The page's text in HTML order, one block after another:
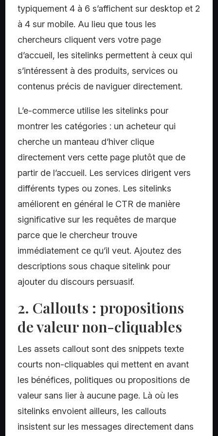
typiquement 4 à 6 s’affichent sur desktop et 2
à 4 sur mobile. Au lieu que tous les
chercheurs cliquent vers votre page
d’accueil, les sitelinks permettent à ceux qui
s’intéressent à des produits, services ou
contenus précis de naviguer directement.
L’e-commerce utilise les sitelinks pour
montrer les catégories : un acheteur qui
cherche un manteau d’hiver clique
directement vers cette page plutôt que de
partir de l’accueil. Les services dirigent vers
différents types ou zones. Les sitelinks
améliorent en général le CTR de manière
significative sur les requêtes de marque
parce que le chercheur trouve
immédiatement ce qu’il veut. Ajoutez des
descriptions sous chaque sitelink pour
ajouter du discours persuasif.
2. Callouts : propositions
de valeur non-cliquables
Les assets callout sont des snippets texte
courts non-cliquables qui mettent en avant
les bénéfices, politiques ou propositions de
valeur sans lier à aucune page. Là où les
sitelinks envoient ailleurs, les callouts
insistent sur les messages directement dans